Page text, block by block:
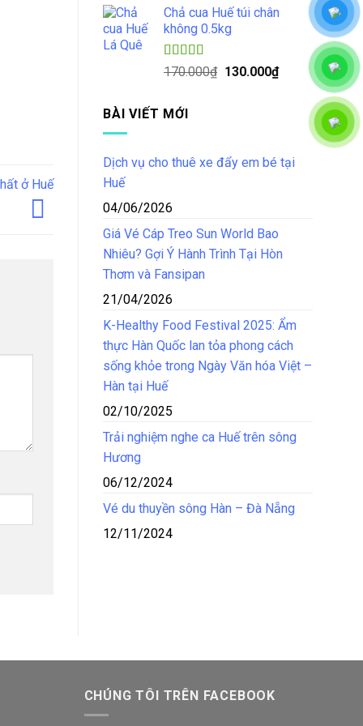
ở Huế
5 sao
là:
150.000₫.
tại
125.000₫.
Chả cua Huế túi chân
không 0.5kg
Được xếp
4.50
170.000₫ Giá
130.000₫Giá
130.000₫.
BÀI VIẾT MỚI
Dịch vụ cho thuê xe đẩy em bé tại
Huế
04/06/2026
Giá Vé Cáp Treo Sun World Bao
Nhiêu? Gợi Ý Hành Trình Tại Hòn
Thơm và Fansipan
21/04/2026
K-Healthy Food Festival 2025: Ẩm
thực Hàn Quốc lan tỏa phong cách
sống khỏe trong Ngày Văn hóa Việt –
Hàn tại Huế
02/10/2025
Trải nghiệm nghe ca Huế trên sông
Hương
06/12/2024
Vé du thuyền sông Hàn – Đà Nẵng
12/11/2024
CHÚNG TÔI TRÊN FACEBOOK